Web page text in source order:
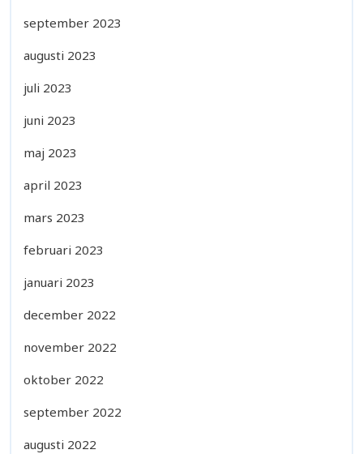
september 2023
augusti 2023
juli 2023
juni 2023
maj 2023
april 2023
mars 2023
februari 2023
januari 2023
december 2022
november 2022
oktober 2022
september 2022
augusti 2022